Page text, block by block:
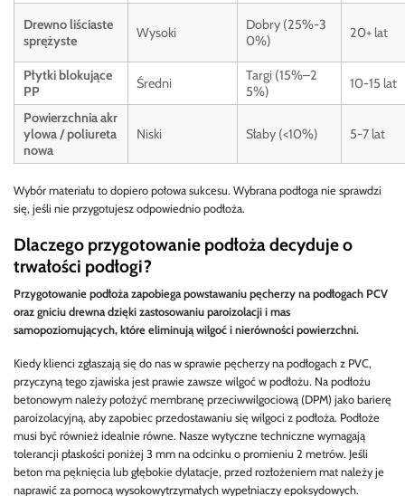
Drewno liściaste
sprężyste
Wysoki
Dobry (25%-3
0%)
20+ lat
Płytki blokujące
PP
Średni
Targi (15%–2
5%)
10-15 lat
Powierzchnia akr
ylowa / poliureta
nowa
Niski Słaby (<10%) 5-7 lat
Wybór materiału to dopiero połowa sukcesu. Wybrana podłoga nie sprawdzi
się, jeśli nie przygotujesz odpowiednio podłoża.
Dlaczego przygotowanie podłoża decyduje o
trwałości podłogi?
Przygotowanie podłoża zapobiega powstawaniu pęcherzy na podłogach PCV
oraz gniciu drewna dzięki zastosowaniu paroizolacji i mas
samopoziomujących, które eliminują wilgoć i nierówności powierzchni.
Kiedy klienci zgłaszają się do nas w sprawie pęcherzy na podłogach z PVC,
przyczyną tego zjawiska jest prawie zawsze wilgoć w podłożu. Na podłożu
betonowym należy położyć membranę przeciwwilgociową (DPM) jako barierę
paroizolacyjną, aby zapobiec przedostawaniu się wilgoci z podłoża. Podłoże
musi być również idealnie równe. Nasze wytyczne techniczne wymagają
tolerancji płaskości poniżej 3 mm na odcinku o promieniu 2 metrów. Jeśli
beton ma pęknięcia lub głębokie dylatacje, przed rozłożeniem mat należy je
naprawić za pomocą wysokowytrzymałych wypełniaczy epoksydowych.